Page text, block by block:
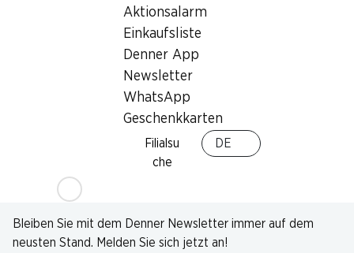
Aktionsalarm
Einkaufsliste
Denner App
Newsletter
WhatsApp
Geschenkkarten
Filialsu
che
DE
Newsletter
Bleiben Sie mit dem Denner Newsletter immer auf dem
neusten Stand. Melden Sie sich jetzt an!